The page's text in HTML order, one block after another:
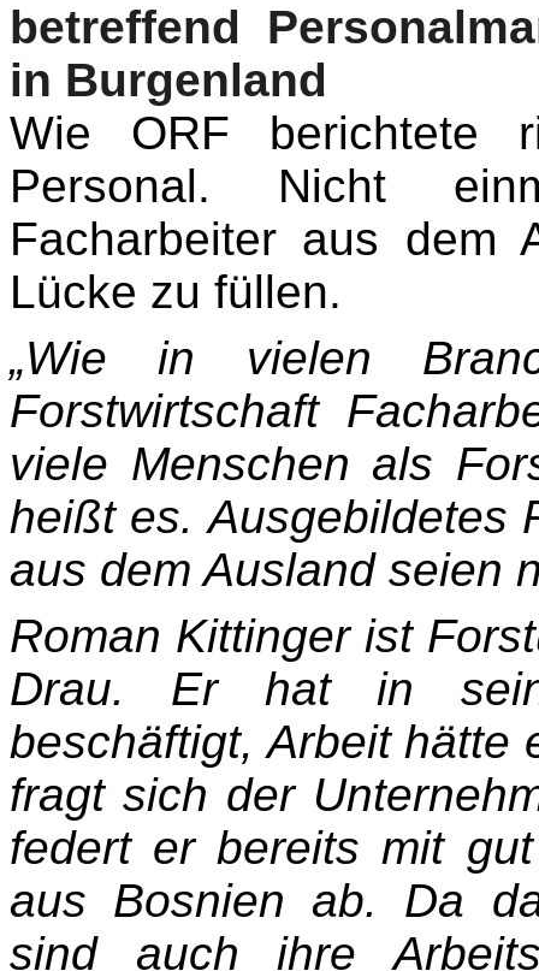
betreffend
in Burgenland
Wie ORF berichtete
Personal. Nicht
Facharbeiter aus dem
Lücke zu füllen.
„Wie in vielen
Forstwirtschaft
viele Menschen als
heißt es. Ausgebildetes
aus dem Ausland seien
Roman Kittinger ist
Drau. Er hat in
beschäftigt, Arbeit hätte
fragt sich der
federt er bereits mit
aus Bosnien ab. Da
sind auch ihre